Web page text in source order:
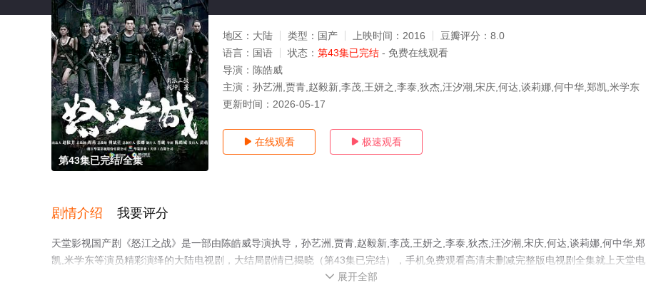
第43集已完结/全集
地区： 大陆 类型： 国产 上映时间： 2016 豆瓣评分： 8.0
语言： 国语 状态： 第43集已完结 - 免费在线观看
导演： 陈皓威
主演： 孙艺洲,贾青,赵毅新,李茂,王妍之,李泰,狄杰,汪汐潮,宋庆,何达,谈莉娜,何中华,郑凯,米学东
更新时间： 2026-05-17
 在线观看  极速观看
剧情介绍 我要评分
天堂影视国产剧《怒江之战》是一部由陈皓威导演执导，孙艺洲,贾青,赵毅新,李茂,王妍之,李泰,狄杰,汪汐潮,宋庆,何达,谈莉娜,何中华,郑
凯,米学东等演员精彩演绎的大陆电视剧，大结局剧情已揭晓（第43集已完结），手机免费观看高清未删减完整版电视剧全集就上天堂电
影网，更多相关信息可移步至豆瓣电视剧、电视猫或剧情网等平台了解。
 展开全部